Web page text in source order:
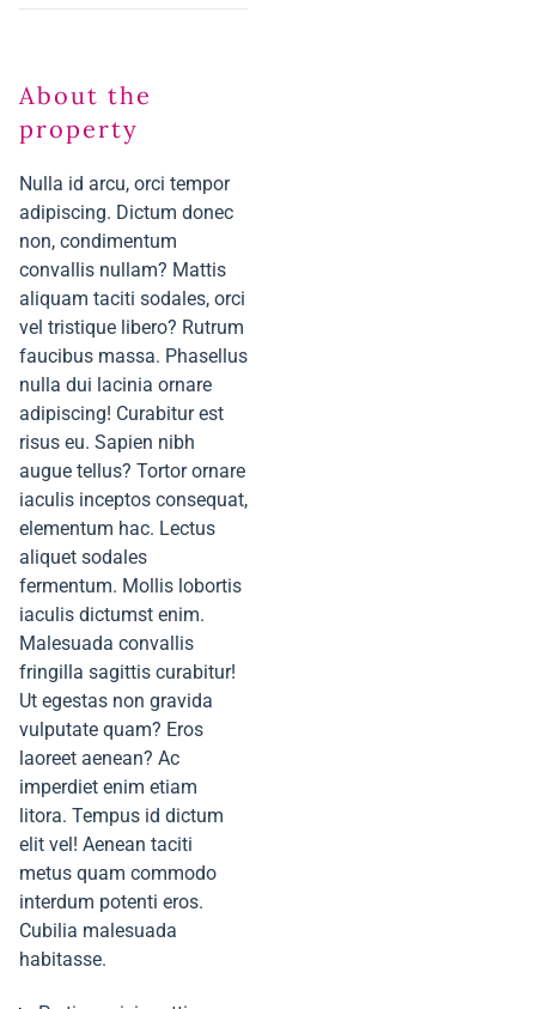
About the
property
Nulla id arcu, orci tempor
adipiscing. Dictum donec
non, condimentum
convallis nullam? Mattis
aliquam taciti sodales, orci
vel tristique libero? Rutrum
faucibus massa. Phasellus
nulla dui lacinia ornare
adipiscing! Curabitur est
risus eu. Sapien nibh
augue tellus? Tortor ornare
iaculis inceptos consequat,
elementum hac. Lectus
aliquet sodales
fermentum. Mollis lobortis
iaculis dictumst enim.
Malesuada convallis
fringilla sagittis curabitur!
Ut egestas non gravida
vulputate quam? Eros
laoreet aenean? Ac
imperdiet enim etiam
litora. Tempus id dictum
elit vel! Aenean taciti
metus quam commodo
interdum potenti eros.
Cubilia malesuada
habitasse.